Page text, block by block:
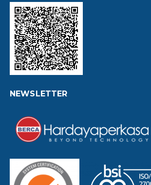
NEWSLETTER